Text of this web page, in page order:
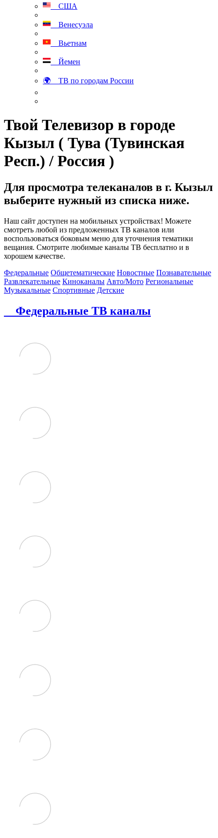
США
Венесуэла
Вьетнам
Йемен
🌍 ТВ по городам России
Твой Телевизор в городе
Кызыл ( Тува (Тувинская
Респ.) / Россия )
Для просмотра телеканалов в г. Кызыл
выберите нужный из списка ниже.
Наш сайт доступен на мобильных устройствах! Можете
смотреть любой из предложенных ТВ каналов или
воспользоваться боковым меню для уточнения тематики
вещания. Смотрите любимые каналы ТВ бесплатно и в
хорошем качестве.
Федеральные Общетематические Новостные Познавательные
Развлекательные Киноканалы Авто/Мото Региональные
Музыкальные Спортивные Детские
Федеральные ТВ каналы